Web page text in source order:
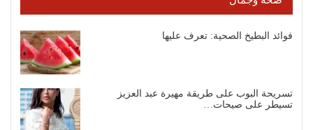
فوائد البطيخ الصحية: تعرف عليها
تسريحة البوب على طريقة مهيرة عبد العزيز
تسيطر على صيحات…